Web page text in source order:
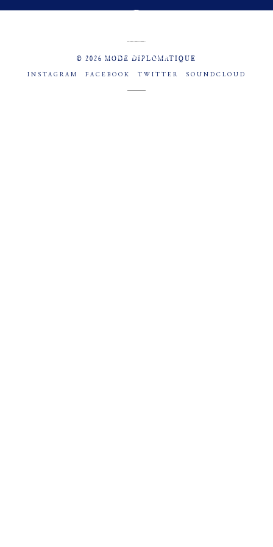
© 2026 MODE DIPLOMATIQUE
INSTAGRAM FACEBOOK TWITTER SOUNDCLOUD